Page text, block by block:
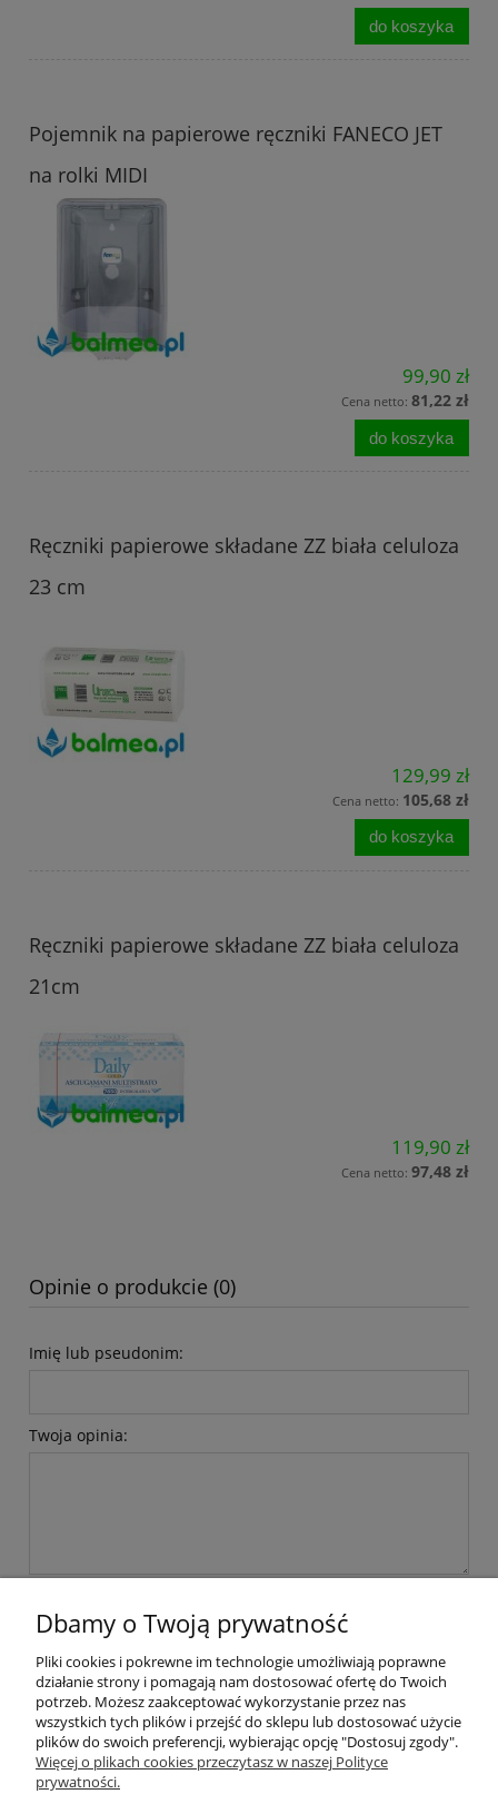
do koszyka
Pojemnik na papierowe ręczniki FANECO JET
na rolki MIDI
99,90 zł
Cena netto: 81,22 zł
do koszyka
Ręczniki papierowe składane ZZ biała celuloza
23 cm
129,99 zł
Cena netto: 105,68 zł
do koszyka
Ręczniki papierowe składane ZZ biała celuloza
21cm
119,90 zł
Cena netto: 97,48 zł
Opinie o produkcie (0)
Imię lub pseudonim:
Twoja opinia:
Płatności i dostawa
Kolekcje
Dbamy o Twoją prywatność
Pliki cookies i pokrewne im technologie umożliwiają poprawne
działanie strony i pomagają nam dostosować ofertę do Twoich
potrzeb. Możesz zaakceptować wykorzystanie przez nas
wszystkich tych plików i przejść do sklepu lub dostosować użycie
plików do swoich preferencji, wybierając opcję "Dostosuj zgody".
Więcej o plikach cookies przeczytasz w naszej Polityce
prywatności.